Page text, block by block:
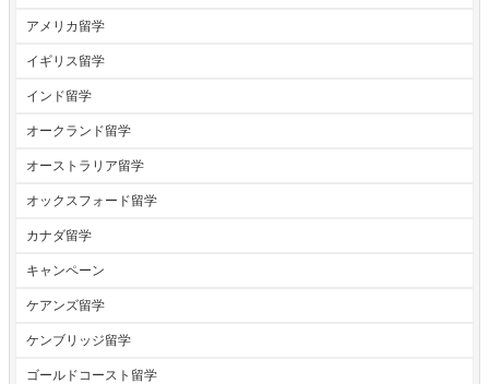
アメリカ留学
イギリス留学
インド留学
オークランド留学
オーストラリア留学
オックスフォード留学
カナダ留学
キャンペーン
ケアンズ留学
ケンブリッジ留学
ゴールドコースト留学